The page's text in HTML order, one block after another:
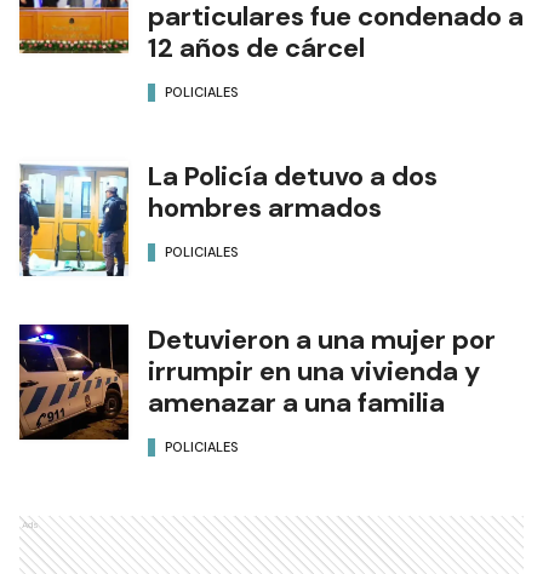
particulares fue condenado a
12 años de cárcel
POLICIALES
La Policía detuvo a dos
hombres armados
POLICIALES
Detuvieron a una mujer por
irrumpir en una vivienda y
amenazar a una familia
POLICIALES
Ads